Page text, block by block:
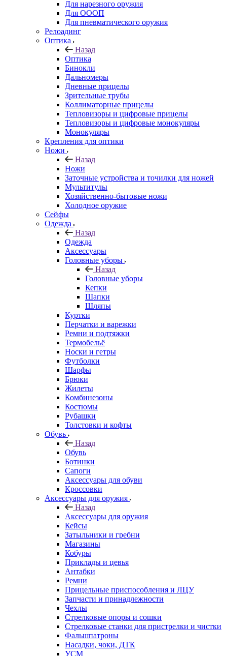
Для нарезного оружия
Для ОООП
Для пневматического оружия
Релоадинг
Оптика
Назад
Оптика
Бинокли
Дальномеры
Дневные прицелы
Зрительные трубы
Коллиматорные прицелы
Тепловизоры и цифровые прицелы
Тепловизоры и цифровые монокуляры
Монокуляры
Крепления для оптики
Ножи
Назад
Ножи
Заточные устройства и точилки для ножей
Мультитулы
Хозяйственно-бытовые ножи
Холодное оружие
Сейфы
Одежда
Назад
Одежда
Аксессуары
Головные уборы
Назад
Головные уборы
Кепки
Шапки
Шляпы
Куртки
Перчатки и варежки
Ремни и подтяжки
Термобельё
Носки и гетры
Футболки
Шарфы
Брюки
Жилеты
Комбинезоны
Костюмы
Рубашки
Толстовки и кофты
Обувь
Назад
Обувь
Ботинки
Сапоги
Аксессуары для обуви
Кроссовки
Аксессуары для оружия
Назад
Аксессуары для оружия
Кейсы
Затыльники и гребни
Магазины
Кобуры
Приклады и цевья
Антабки
Ремни
Прицельные приспособления и ЛЦУ
Запчасти и принадлежности
Чехлы
Стрелковые опоры и сошки
Стрелковые станки для пристрелки и чистки
Фальшпатроны
Насадки, чоки, ДТК
УСМ